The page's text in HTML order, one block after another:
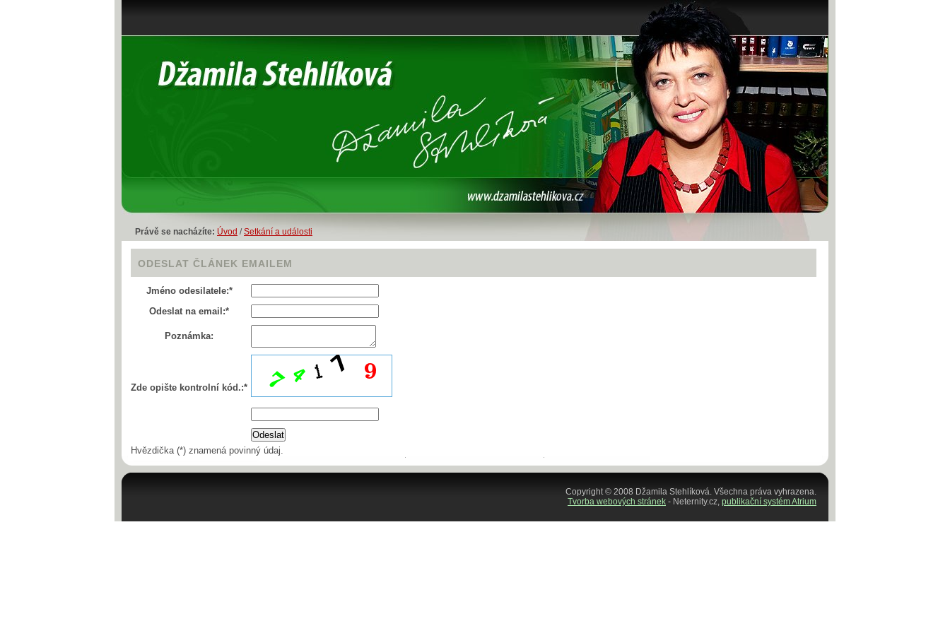
Právě se nacházíte: Úvod /Setkání a události
ODESLAT ČLÁNEK EMAILEM
Jméno odesilatele:*
Odeslat na email:*
Poznámka:
Zde opište kontrolní kód.:*
Hvězdička (*) znamená povinný údaj.
Copyright © 2008 Džamila Stehlíková. Všechna práva vyhrazena.
Tvorba webových stránek - Neternity.cz, publikační systém Atrium